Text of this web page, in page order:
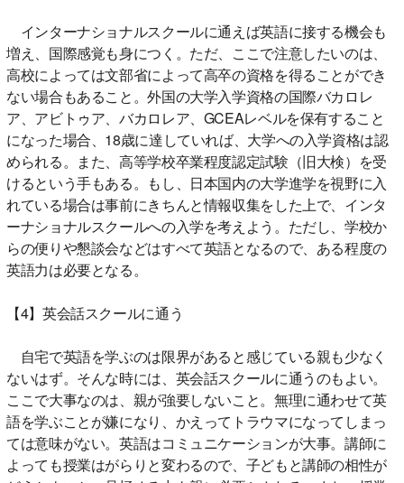
インターナショナルスクールに通えば英語に接する機会も
増え、国際感覚も身につく。ただ、ここで注意したいのは、
高校によっては文部省によって高卒の資格を得ることができ
ない場合もあること。外国の大学入学資格の国際バカロレ
ア、アビトゥア、バカロレア、GCEAレベルを保有すること
になった場合、18歳に達していれば、大学への入学資格は認
められる。また、高等学校卒業程度認定試験（旧大検）を受
けるという手もある。もし、日本国内の大学進学を視野に入
れている場合は事前にきちんと情報収集をした上で、インタ
ーナショナルスクールへの入学を考えよう。ただし、学校か
らの便りや懇談会などはすべて英語となるので、ある程度の
英語力は必要となる。
【4】英会話スクールに通う
自宅で英語を学ぶのは限界があると感じている親も少なく
ないはず。そんな時には、英会話スクールに通うのもよい。
ここで大事なのは、親が強要しないこと。無理に通わせて英
語を学ぶことが嫌になり、かえってトラウマになってしまっ
ては意味がない。英語はコミュニケーションが大事。講師に
よっても授業はがらりと変わるので、子どもと講師の相性が